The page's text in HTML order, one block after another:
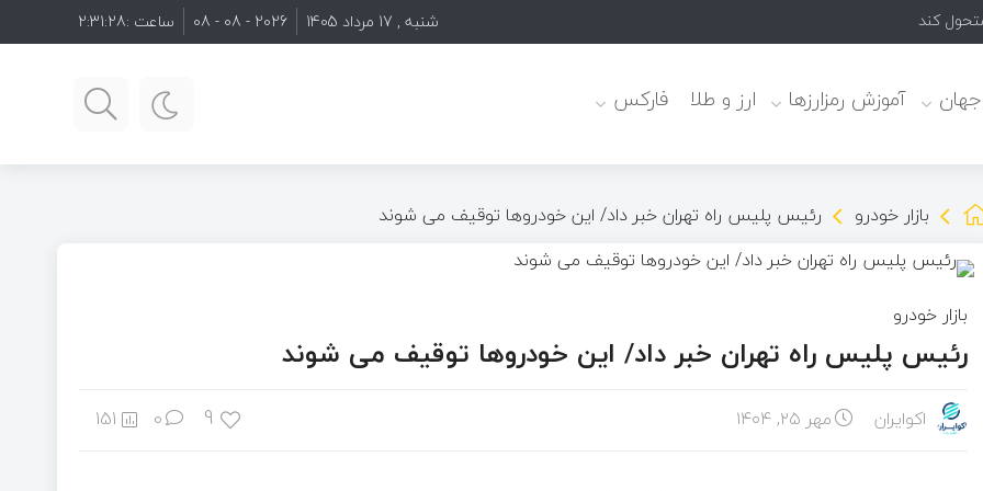
شنبه , 17 مرداد 1405 2026 - 08 - 08 ساعت :2:31:29
جهان آموزش رمزارزها ارز و طلا فارکس
بازار خودرو رئیس پلیس راه تهران خبر داد/ این خودروها توقیف می شوند
بازار خودرو
رئیس پلیس راه تهران خبر داد/ این خودروها توقیف می شوند
اکوایران مهر ۲۵, ۱۴۰۴ 9
0
151